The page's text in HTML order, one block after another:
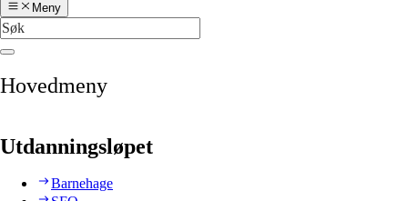
Meny
Hovedmeny
Utdanningsløpet
Barnehage